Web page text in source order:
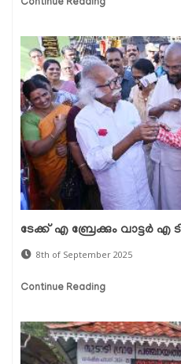
Continue Reading
ടേക്ക് എ ബ്രേക്കും വാട്ടർ എ
8th of September 2025
Continue Reading